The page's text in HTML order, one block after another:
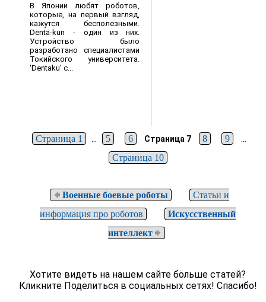
В Японии любят роботов,
которые, на первый взгляд,
кажутся бесполезными.
Denta-kun - один из них.
Устройство было
разработано специалистами
Токийского университета.
'Dentaku' с...
Страница 1 ... 5 6 Страница 7 8 9 ...
Страница 10
Военные боевые роботы
Статьи и
информация про роботов
Искусственный
интеллект
Хотите видеть на нашем сайте больше статей?
Кликните Поделиться в социальных сетях! Спасибо!